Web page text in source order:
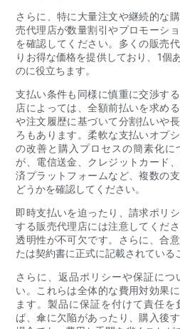
さらに、特に大量注文や継続的な
売代理店が数量割引やプロモーシ
を確認してください。多くの販売
りお得な価格を提供しており、1個
のに役立ちます。
支払い条件も同様に慎重に交渉す
店によっては、全額前払いを求め
や注文履歴に基づいて分割払いや
ろもあります。柔軟な支払いオプ
の改善と購入プロセスの簡素化
が、電信送金、クレジットカード
済プラットフォームなど、複数の
どうかを確認してください。
即時支払いを迫ったり、請求ポリ
する販売代理店には注意してくだ
透明性が不可欠です。さらに、合
たは契約書に正式に記載されている
さらに、返品ポリシーや保証につ
い。これらは全体的な費用対効果
ます。製品に保証を付けて責任
ば、傘に欠陥があったり、購入後